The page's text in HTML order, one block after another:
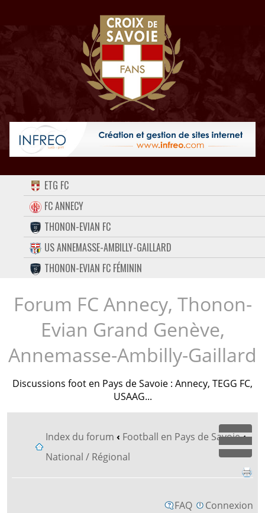
ACCUEIL
FORUM
CONTACT
FACEBOOK
TWITTER
INSTAGRAM
ETG FC
FC ANNECY
THONON-EVIAN FC
US ANNEMASSE-AMBILLY-GAILLARD
THONON-EVIAN FC FÉMININ
Forum FC Annecy, Thonon-
Evian Grand Genève,
Annemasse-Ambilly-Gaillard
Discussions foot en Pays de Savoie : Annecy, TEGG FC,
USAAG...
Index du forum ‹ Football en Pays de Savoie‹
National / Régional
FAQ Connexion